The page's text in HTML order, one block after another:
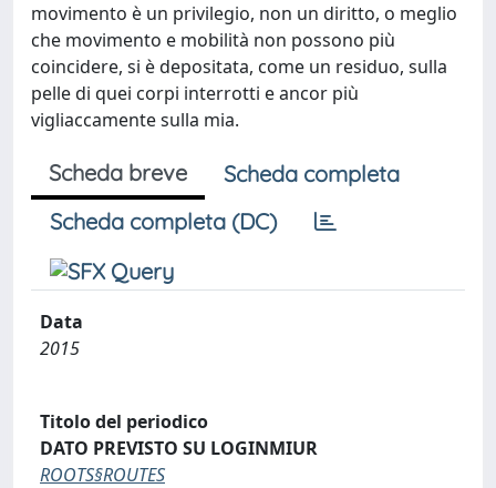
movimento è un privilegio, non un diritto, o meglio
che movimento e mobilità non possono più
coincidere, si è depositata, come un residuo, sulla
pelle di quei corpi interrotti e ancor più
vigliaccamente sulla mia.
Scheda breve
Scheda completa
Scheda completa (DC)
Data
2015
Titolo del periodico
DATO PREVISTO SU LOGINMIUR
ROOTS§ROUTES